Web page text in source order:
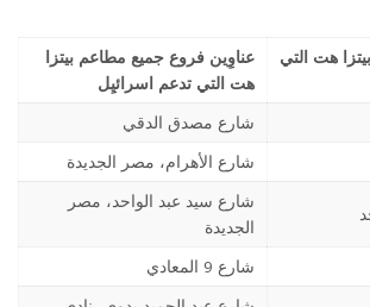
هت التي
عناوِين فروع جميع مطاعم بيتزا
هت التي تدعم اسرائيِل
شارع مصدق الدقي
شارع الأهرام، مصر الجديدة
شارع سيد عبد الواحد، مصر
الجديدة
شارع 9 المعادي